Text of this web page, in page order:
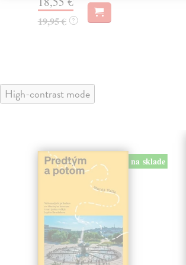
19,95 € ?
High-contrast mode
na sklade